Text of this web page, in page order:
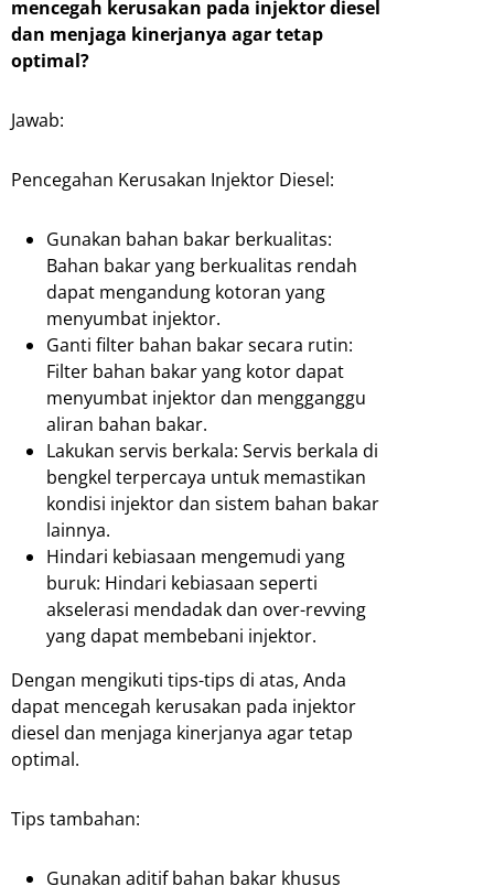
mencegah kerusakan pada injektor diesel
dan menjaga kinerjanya agar tetap
optimal?
Jawab:
Pencegahan Kerusakan Injektor Diesel:
Gunakan bahan bakar berkualitas:
Bahan bakar yang berkualitas rendah
dapat mengandung kotoran yang
menyumbat injektor.
Ganti filter bahan bakar secara rutin:
Filter bahan bakar yang kotor dapat
menyumbat injektor dan mengganggu
aliran bahan bakar.
Lakukan servis berkala: Servis berkala di
bengkel terpercaya untuk memastikan
kondisi injektor dan sistem bahan bakar
lainnya.
Hindari kebiasaan mengemudi yang
buruk: Hindari kebiasaan seperti
akselerasi mendadak dan over-revving
yang dapat membebani injektor.
Dengan mengikuti tips-tips di atas, Anda
dapat mencegah kerusakan pada injektor
diesel dan menjaga kinerjanya agar tetap
optimal.
Tips tambahan:
Gunakan aditif bahan bakar khusus